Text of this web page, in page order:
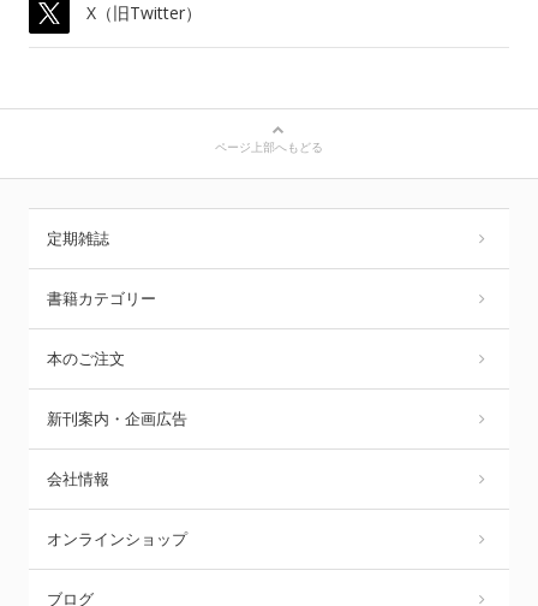
X（旧Twitter）
ページ上部へもどる
定期雑誌
書籍カテゴリー
本のご注文
新刊案内・企画広告
会社情報
オンラインショップ
ブログ